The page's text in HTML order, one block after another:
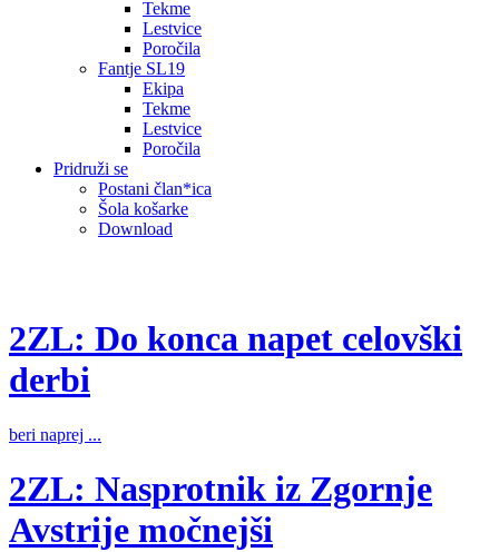
Tekme
Lestvice
Poročila
Fantje SL19
Ekipa
Tekme
Lestvice
Poročila
Pridruži se
Postani član*ica
Šola košarke
Download
2ZL: Do konca napet celovški
derbi
beri naprej ...
2ZL: Nasprotnik iz Zgornje
Avstrije močnejši